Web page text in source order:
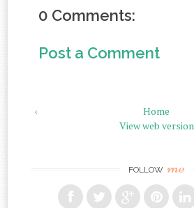
0 Comments:
Post a Comment
‹
Home
View web version
FOLLOW me